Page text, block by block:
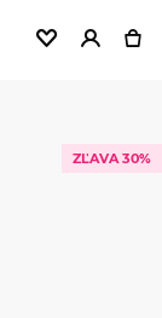
ZĽAVA 30%